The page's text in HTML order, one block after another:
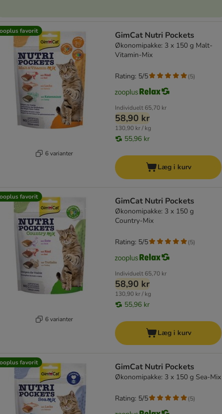
favorit
6 varianter
GimCat Nutri Pockets
Økonomipakke: 3 x 150 g Malt-
Vitamin-Mix
Individuelt 65,70 kr
58,90 kr
130,90 kr / kg
55,96 kr
Rating: 5/5 (5)
Læg i kurv
favorit
6 varianter
GimCat Nutri Pockets
Økonomipakke: 3 x 150 g
Country-Mix
Individuelt 65,70 kr
58,90 kr
130,90 kr / kg
55,96 kr
Rating: 5/5 (5)
Læg i kurv
favorit GimCat Nutri Pockets
Økonomipakke: 3 x 150 g Sea-Mix
Rating: 5/5 (5)